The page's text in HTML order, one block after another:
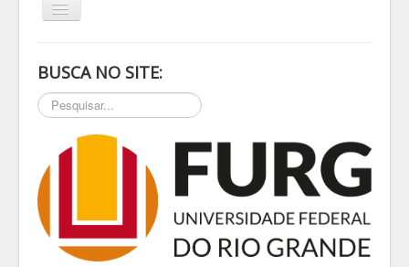
Alternar
Navegação
SOBRE
NOTÍCIAS
PESQ & EXTEN
SECRETARIA
BUSCA NO SITE:
Pesquisar...